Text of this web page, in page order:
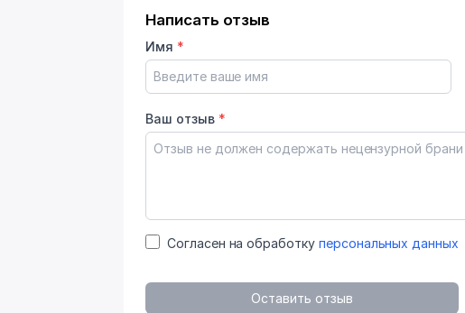
Написать отзыв
Имя *
Ваш отзыв *
Согласен на обработку персональных данных
Оставить отзыв